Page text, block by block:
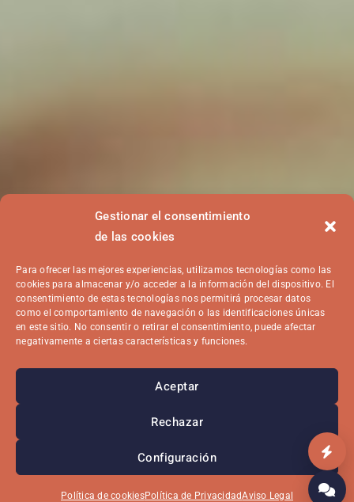
Gestionar el consentimiento
de las cookies
Para ofrecer las mejores experiencias, utilizamos tecnologías como las
cookies para almacenar y/o acceder a la información del dispositivo. El
consentimiento de estas tecnologías nos permitirá procesar datos
como el comportamiento de navegación o las identificaciones únicas
en este sitio. No consentir o retirar el consentimiento, puede afectar
negativamente a ciertas características y funciones.
Aceptar
Rechazar
Configuración
Política de cookiesPolítica de PrivacidadAviso Legal